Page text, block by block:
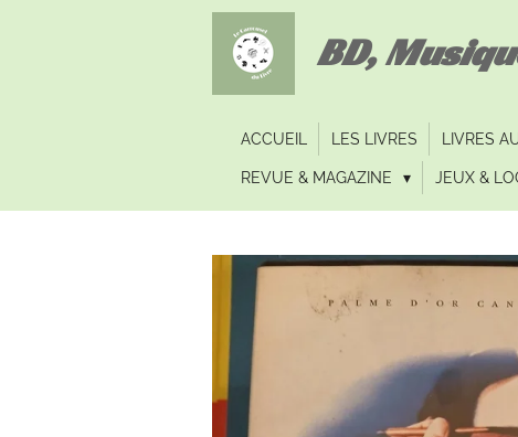
BD,
ACCUEIL LES LIVRES LIVRES
REVUE & MAGAZINE JEUX &